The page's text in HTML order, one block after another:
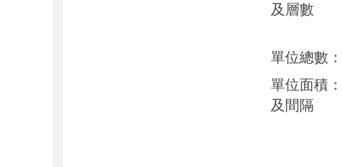
及層數
單位總數 ：
單位面積
及間隔
：